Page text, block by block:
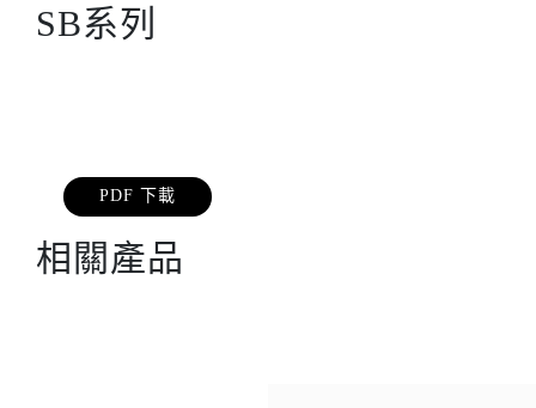
SB系列
PDF 下載
相關產品